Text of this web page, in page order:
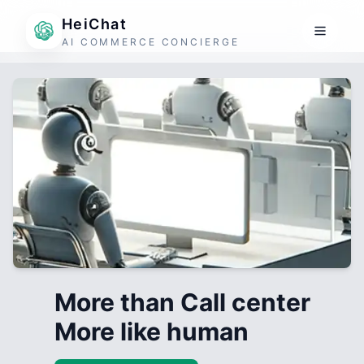
HeiChat
AI COMMERCE CONCIERGE
More than Call center
More like human